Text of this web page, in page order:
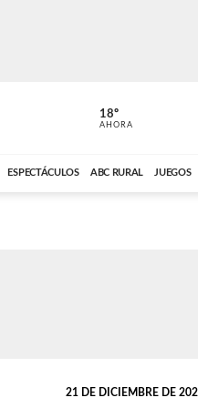
ABC CARDINAL
18º
AHORA
ESPECTÁCULOS ABC RURAL JUEGOS
21 DE DICIEMBRE DE